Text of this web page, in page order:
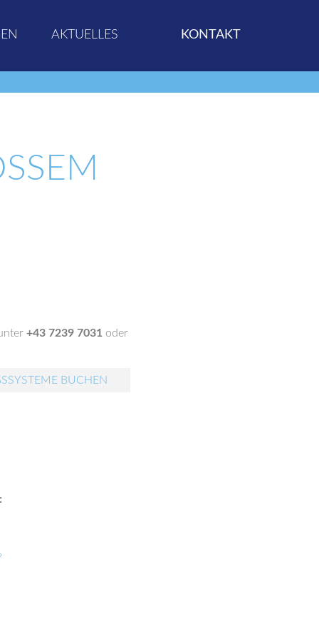
AKTUELLES KONTAKT
W
+43 7239 7031 oder
BUCHEN